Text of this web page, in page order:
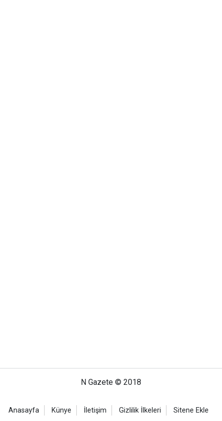
N Gazete © 2018
Anasayfa Künye İletişim Gizlilik İlkeleri Sitene Ekle